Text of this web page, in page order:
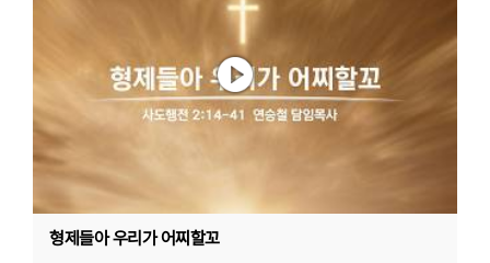
형제들아 우리가 어찌할꼬